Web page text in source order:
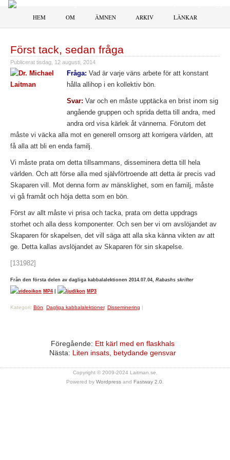
HEM OM ÄMNEN ARKIV LÄNKAR
Först tack, sedan fråga
Publicerat tisdag, 12 augusti, 2014
Fråga: Vad är varje väns arbete för att konstant
hålla allihop i en kollektiv bön.
Svar: Var och en måste upptäcka en brist inom sig
angående gruppen och sprida detta till andra, med
andra ord visa kärlek åt vännerna. Förutom det
måste vi väcka alla mot en generell omsorg att korrigera världen, att
få alla att bli en enda familj.
Vi måste prata om detta tillsammans, disseminera detta till hela
världen. Och att förse alla med självförtroende att detta är precis vad
Skaparen vill. Mot denna form av mänsklighet, som en familj, måste
vi gå framåt och höja detta som en bön.
Först av allt måste vi prisa och tacka, prata om detta uppdrags
storhet och alla dess komponenter. Och sen ber vi om avslöjandet av
Skaparen för skapelsen, det vill säga att alla ska känna vikten av att
ge. Detta kallas avslöjandet av Skaparen för sin skapelse.
[131982]
Från den första delen av dagliga kabbalalektionen 2014.07.04, Rabashs skrifter
MP4 MP3
Kategori: Bön Dagliga kabbalalektioner, Disseminering |
Föregående: Ett kärl med en flaskhals
Nästa: Liten insats, betydande gensvar
Copyright © 2009-2024 Laitman.se.
Powered by Wordpress and Fastway 2.0